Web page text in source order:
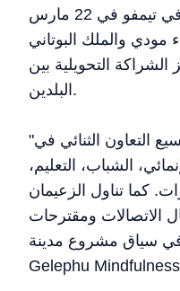
هذا العام. في اجتماع عقد في تيمفو في 22 مارس
مودي والملك البوتاني
التحويلية بين
البلدين.
"ناقش الزعيمان مبادرات لتوسيع التعاون الثنائي في
الشباب، التعليم،
كما تناول الزعيمان
الاتصالات ومقترحات
في سياق مشروع مدينة